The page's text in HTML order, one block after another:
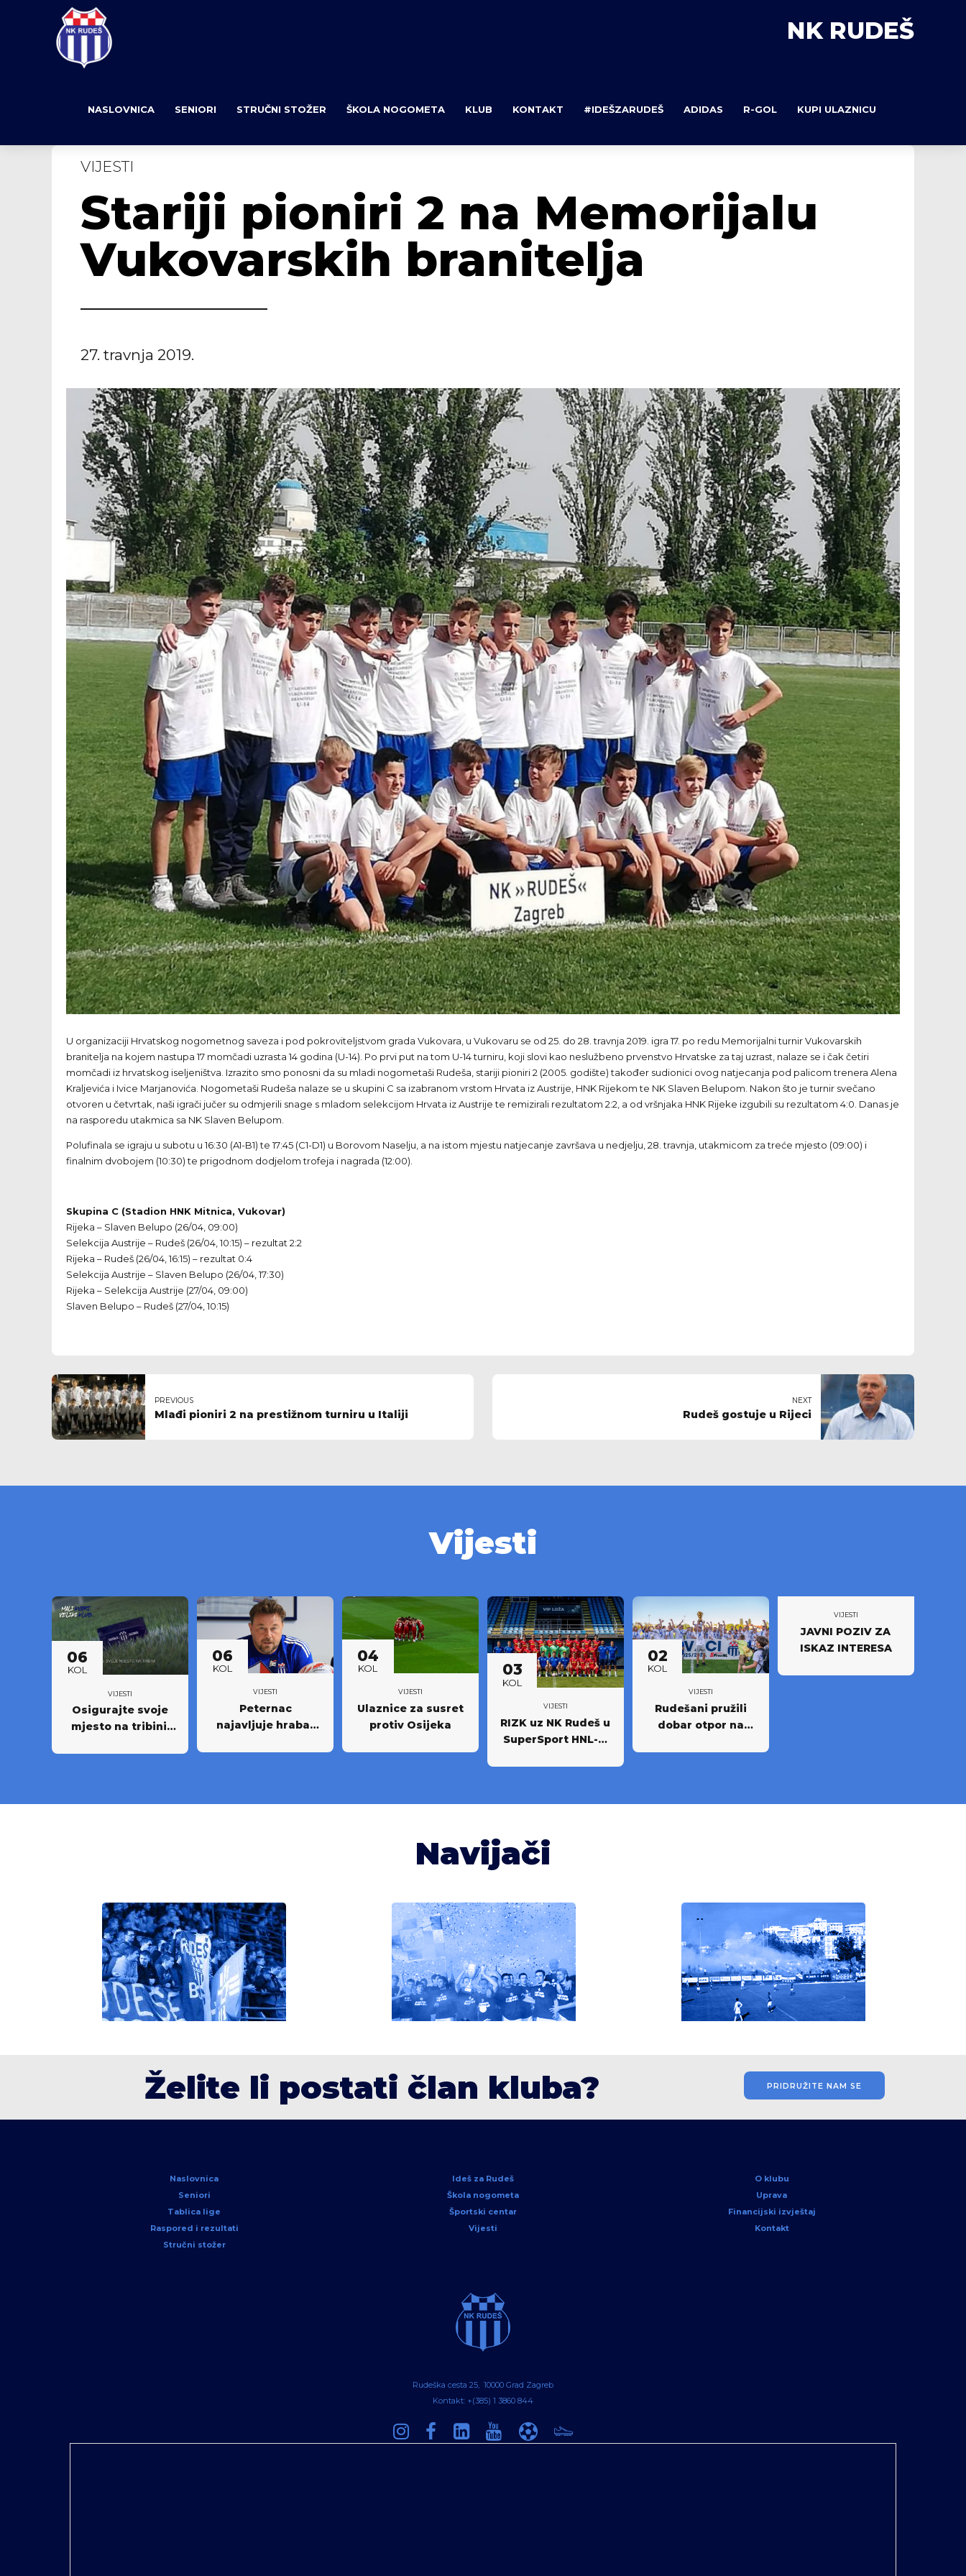
NK RUDEŠ
NASLOVNICA SENIORI STRUČNI STOŽER ŠKOLA NOGOMETA KLUB KONTAKT #IDEŠZARUDEŠ ADIDAS R-GOL KUPI ULAZNICU
VIJESTI
Stariji pioniri 2 na Memorijalu
Vukovarskih branitelja
27. travnja 2019.
U organizaciji Hrvatskog nogometnog saveza i pod pokroviteljstvom grada Vukovara, u Vukovaru se od 25. do 28. travnja 2019. igra 17. po redu Memorijalni turnir Vukovarskih
branitelja na kojem nastupa 17 momčadi uzrasta 14 godina (U-14). Po prvi put na tom U-14 turniru, koji slovi kao neslužbeno prvenstvo Hrvatske za taj uzrast, nalaze se i čak četiri
momčadi iz hrvatskog iseljeništva. Izrazito smo ponosni da su mladi nogometaši Rudeša, stariji pioniri 2 (2005. godište) također sudionici ovog natjecanja pod palicom trenera Alena
Kraljevića i Ivice Marjanovića. Nogometaši Rudeša nalaze se u skupini C sa izabranom vrstom Hrvata iz Austrije, HNK Rijekom te NK Slaven Belupom. Nakon što je turnir svečano
otvoren u četvrtak, naši igrači jučer su odmjerili snage s mladom selekcijom Hrvata iz Austrije te remizirali rezultatom 2:2, a od vršnjaka HNK Rijeke izgubili su rezultatom 4:0. Danas je
na rasporedu utakmica sa NK Slaven Belupom.
Polufinala se igraju u subotu u 16:30 (A1-B1) te 17:45 (C1-D1) u Borovom Naselju, a na istom mjestu natjecanje završava u nedjelju, 28. travnja, utakmicom za treće mjesto (09:00) i
finalnim dvobojem (10:30) te prigodnom dodjelom trofeja i nagrada (12:00).
Skupina C (Stadion HNK Mitnica, Vukovar)
Rijeka – Slaven Belupo (26/04, 09:00)
Selekcija Austrije – Rudeš (26/04, 10:15) – rezultat 2:2
Rijeka – Rudeš (26/04, 16:15) – rezultat 0:4
Selekcija Austrije – Slaven Belupo (26/04, 17:30)
Rijeka – Selekcija Austrije (27/04, 09:00)
Slaven Belupo – Rudeš (27/04, 10:15)
PREVIOUS
Mlađi pioniri 2 na prestižnom turniru u Italiji
NEXT
Rudeš gostuje u Rijeci
Vijesti
06
KOL
VIJESTI
Osigurajte svoje
mjesto na tribini:
06
KOL
VIJESTI
Peternac
najavljuje hrabar
04
KOL
VIJESTI
Ulaznice za susret
protiv Osijeka
03
KOL
VIJESTI
RIZK uz NK Rudeš u
SuperSport HNL-u:
02
KOL
VIJESTI
Rudešani pružili
dobar otpor na
VIJESTI
JAVNI POZIV ZA
ISKAZ INTERESA
Navijači
Želite li postati član kluba? PRIDRUŽITE NAM SE
Naslovnica
Seniori
Tablica lige
Raspored i rezultati
Stručni stožer
Ideš za Rudeš
Škola nogometa
Športski centar
Vijesti
O klubu
Uprava
Financijski izvještaj
Kontakt
Rudeška cesta 25, 10000 Grad Zagreb
Kontakt: +(385) 1 3860 844